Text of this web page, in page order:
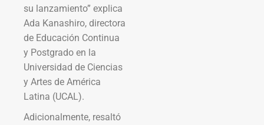
su lanzamiento” explica
Ada Kanashiro, directora
de Educación Continua
y Postgrado en la
Universidad de Ciencias
y Artes de América
Latina (UCAL).
Adicionalmente, resaltó